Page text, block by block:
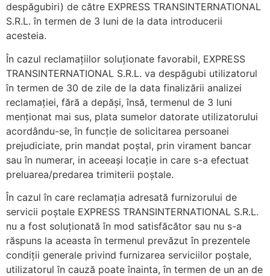
despăgubiri) de către EXPRESS TRANSINTERNATIONAL
S.R.L. în termen de 3 luni de la data introducerii
acesteia.
În cazul reclamațiilor soluționate favorabil, EXPRESS
TRANSINTERNATIONAL S.R.L. va despăgubi utilizatorul
în termen de 30 de zile de la data finalizării analizei
reclamației, fără a depăși, însă, termenul de 3 luni
menționat mai sus, plata sumelor datorate utilizatorului
acordându-se, în funcție de solicitarea persoanei
prejudiciate, prin mandat poștal, prin virament bancar
sau în numerar, in aceeași locație in care s-a efectuat
preluarea/predarea trimiterii poștale.
În cazul în care reclamația adresată furnizorului de
servicii poștale EXPRESS TRANSINTERNATIONAL S.R.L.
nu a fost soluționată în mod satisfăcător sau nu s-a
răspuns la aceasta în termenul prevăzut în prezentele
condiții generale privind furnizarea serviciilor poștale,
utilizatorul în cauză poate înainta, în termen de un an de